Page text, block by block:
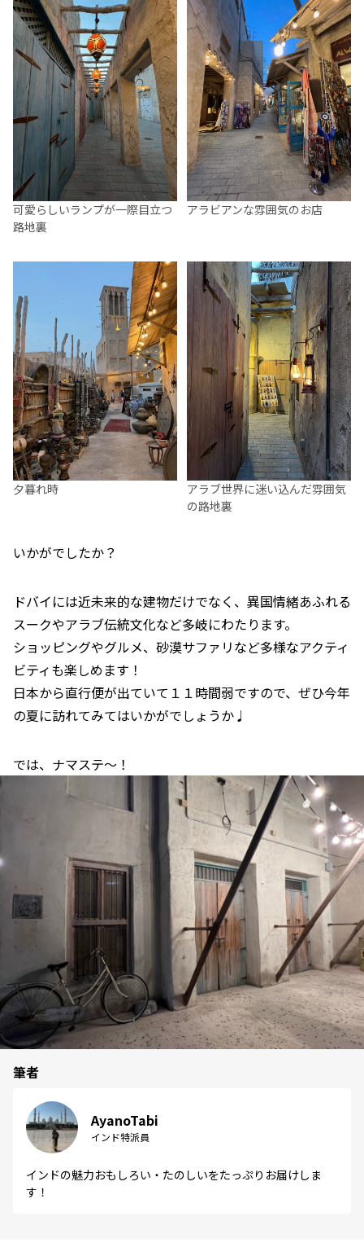
可愛らしいランプが一際目立つ
路地裏
アラビアンな雰囲気のお店
夕暮れ時
アラブ世界に迷い込んだ雰囲気
の路地裏
いかがでしたか？
ドバイには近未来的な建物だけでなく、異国情緒あふれる
スークやアラブ伝統文化など多岐にわたります。
ショッピングやグルメ、砂漠サファリなど多様なアクティ
ビティも楽しめます！
日本から直行便が出ていて１１時間弱ですので、ぜひ今年
の夏に訪れてみてはいかがでしょうか♩
では、ナマステ〜！
筆者
AyanoTabi
インド特派員
インドの魅力おもしろい・たのしいをたっぷりお届けしま
す！